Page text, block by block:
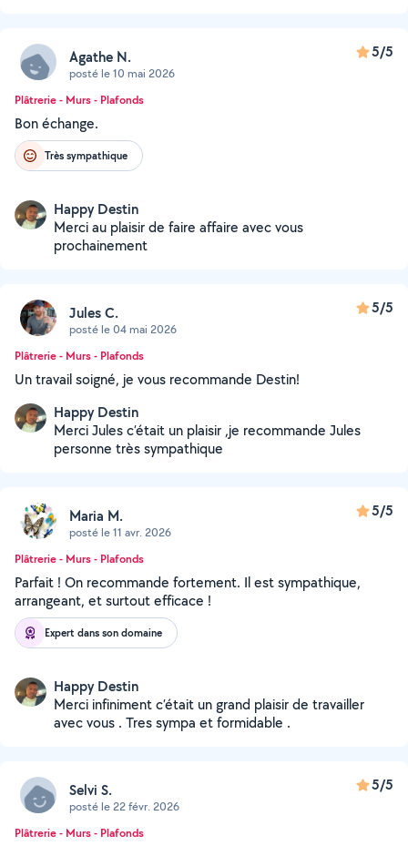
Agathe N.
posté le 10 mai 2026
5/5
Plâtrerie - Murs - Plafonds
Bon échange.
Très sympathique
Happy Destin
Merci au plaisir de faire affaire avec vous
prochainement
Jules C.
posté le 04 mai 2026
5/5
Plâtrerie - Murs - Plafonds
Un travail soigné, je vous recommande Destin!
Happy Destin
Merci Jules c’était un plaisir ,je recommande Jules
personne très sympathique
Maria M.
posté le 11 avr. 2026
5/5
Plâtrerie - Murs - Plafonds
Parfait ! On recommande fortement. Il est sympathique,
arrangeant, et surtout efficace !
Expert dans son domaine
Happy Destin
Merci infiniment c’était un grand plaisir de travailler
avec vous . Tres sympa et formidable .
Selvi S.
posté le 22 févr. 2026
5/5
Plâtrerie - Murs - Plafonds